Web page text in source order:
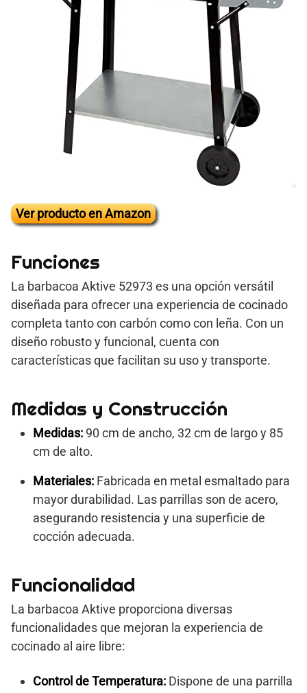
Ver producto en Amazon
Funciones
La barbacoa Aktive 52973 es una opción versátil
diseñada para ofrecer una experiencia de cocinado
completa tanto con carbón como con leña. Con un
diseño robusto y funcional, cuenta con
características que facilitan su uso y transporte.
Medidas y Construcción
Medidas: 90 cm de ancho, 32 cm de largo y 85
cm de alto.
Materiales: Fabricada en metal esmaltado para
mayor durabilidad. Las parrillas son de acero,
asegurando resistencia y una superficie de
cocción adecuada.
Funcionalidad
La barbacoa Aktive proporciona diversas
funcionalidades que mejoran la experiencia de
cocinado al aire libre:
Control de Temperatura: Dispone de una parrilla